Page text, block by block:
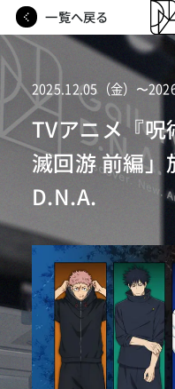
一覧へ戻る
2025.12.05（金）〜
TVアニメ『
滅回游 前編
D.N.A.